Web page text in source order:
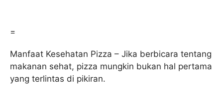
=
Manfaat Kesehatan Pizza – Jika berbicara tentang
makanan sehat, pizza mungkin bukan hal pertama
yang terlintas di pikiran.